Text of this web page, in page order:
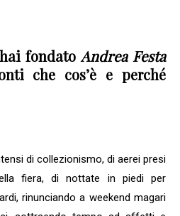
fondato Andrea Festa
che cos’è e perché
di collezionismo, di aerei presi
fiera, di nottate in piedi per
rinunciando a weekend magari